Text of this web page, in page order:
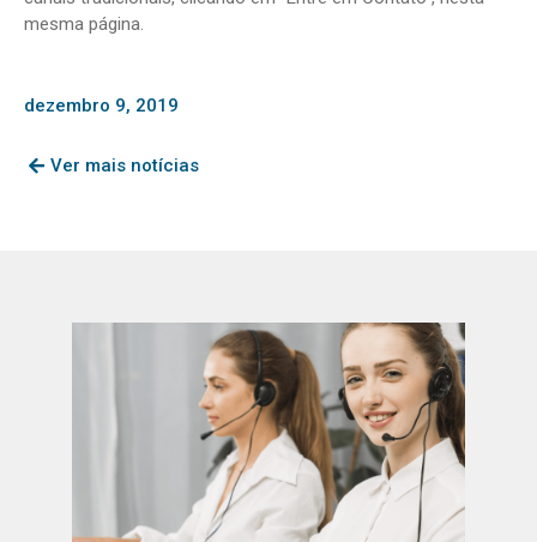
mesma página.
dezembro 9, 2019
Ver mais notícias
PagePagePagePagePage